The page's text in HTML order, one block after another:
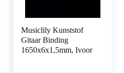
Musiclily Kunststof
Gitaar Binding
1650x6x1,5mm, Ivoor